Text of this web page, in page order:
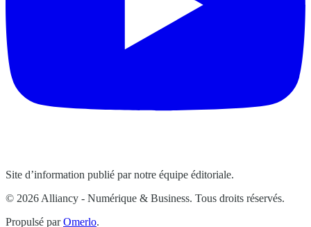
Site d’information publié par notre équipe éditoriale.
© 2026 Alliancy - Numérique & Business. Tous droits réservés.
Propulsé parOmerlo.